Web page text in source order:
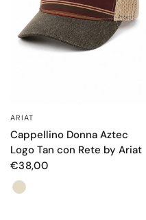
ARIAT
Cappellino Donna Aztec
Logo Tan con Rete by Ariat
€38,00
Color